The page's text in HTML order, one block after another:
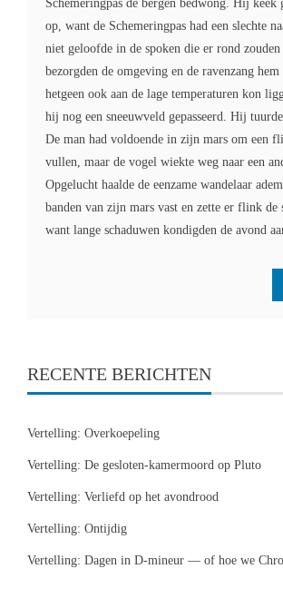
Schemeringpas de bergen bedwong. Hij keek
op, want de Schemeringpas had een slechte
niet geloofde in de spoken die er rond zouden
bezorgden de omgeving en de ravenzang hem
hetgeen ook aan de lage temperaturen kon
hij nog een sneeuwveld gepasseerd. Hij
De man had voldoende in zijn mars om een
vullen, maar de vogel wiekte weg naar een
Opgelucht haalde de eenzame wandelaar
banden van zijn mars vast en zette er flink de
want lange schaduwen kondigden de avond
RECENTE BERICHTEN
Vertelling: Overkoepeling
Vertelling: De gesloten-kamermoord op Pluto
Vertelling: Verliefd op het avondrood
Vertelling: Ontijdig
Vertelling: Dagen in D-mineur — of hoe we